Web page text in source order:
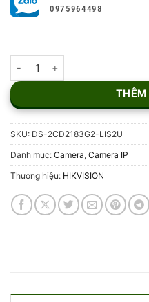
0975964498
THÊM
SKU: DS-2CD2183G2-LIS2U
Danh mục: Camera, Camera IP
Thương hiệu: HIKVISION